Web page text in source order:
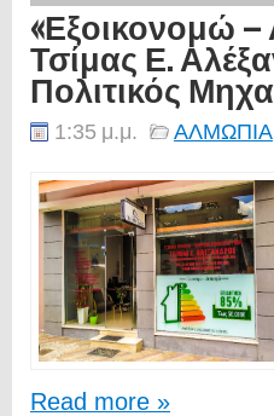
«Εξοικονομώ
Τσίμας Ε.
Πολιτικός
1:35 μ.μ. ΑΛΜΩΠΙΑ
Read more »